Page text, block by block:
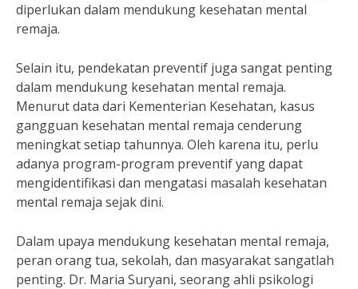
diperlukan dalam mendukung kesehatan mental
remaja.
Selain itu, pendekatan preventif juga sangat penting
dalam mendukung kesehatan mental remaja.
Menurut data dari Kementerian Kesehatan, kasus
gangguan kesehatan mental remaja cenderung
meningkat setiap tahunnya. Oleh karena itu, perlu
adanya program-program preventif yang dapat
mengidentifikasi dan mengatasi masalah kesehatan
mental remaja sejak dini.
Dalam upaya mendukung kesehatan mental remaja,
peran orang tua, sekolah, dan masyarakat sangatlah
penting. Dr. Maria Suryani, seorang ahli psikologi